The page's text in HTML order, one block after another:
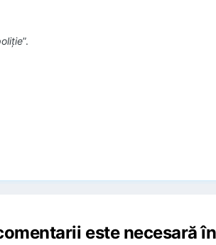
”.
este necesară